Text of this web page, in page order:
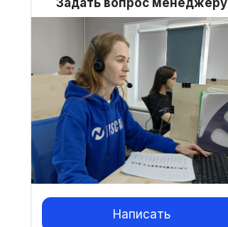
Задать вопрос менеджеру
Написать